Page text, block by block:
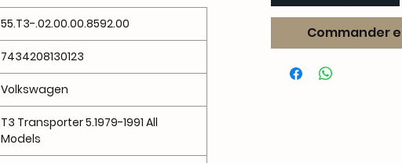
55.T3-.02.00.00.8592.00
7434208130123
Volkswagen
T3 Transporter 5.1979-1991 All
Models
Commander